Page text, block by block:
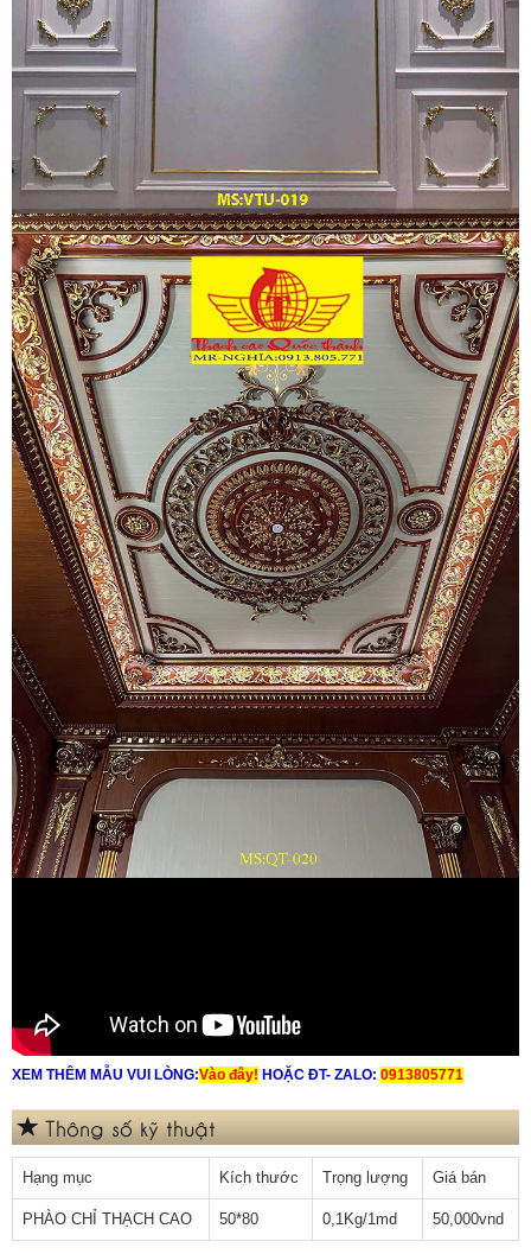
XEM THÊM MẪU VUI LÒNG:Vào đây! HOẶC ĐT- ZALO: 0913805771
Thông số kỹ thuật
Hạng mục Kích thước Trọng lượng Giá bán
PHÀO CHỈ THẠCH CAO 50*80 0,1Kg/1md 50,000vnd